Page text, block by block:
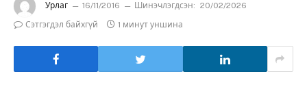
Урлаг 16/11/2016 Шинэчлэгдсэн: 20/02/2026
Сэтгэгдэл байхгүй
1 минут уншина